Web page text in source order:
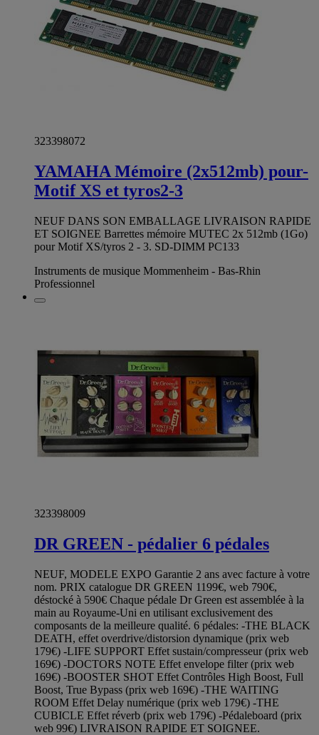
323398072
YAMAHA Mémoire (2x512mb) pour-
Motif XS et tyros2-3
NEUF DANS SON EMBALLAGE LIVRAISON RAPIDE
ET SOIGNEE Barrettes mémoire MUTEC 2x 512mb (1Go)
pour Motif XS/tyros 2 - 3. SD-DIMM PC133
Instruments de musique Mommenheim - Bas-Rhin
Professionnel
323398009
DR GREEN - pédalier 6 pédales
NEUF, MODELE EXPO Garantie 2 ans avec facture à votre
nom. PRIX catalogue DR GREEN 1199€, web 790€,
déstocké à 590€ Chaque pédale Dr Green est assemblée à la
main au Royaume-Uni en utilisant exclusivement des
composants de la meilleure qualité. 6 pédales: -THE BLACK
DEATH, effet overdrive/distorsion dynamique (prix web
179€) -LIFE SUPPORT Effet sustain/compresseur (prix web
169€) -DOCTORS NOTE Effet envelope filter (prix web
169€) -BOOSTER SHOT Effet Contrôles High Boost, Full
Boost, True Bypass (prix web 169€) -THE WAITING
ROOM Effet Delay numérique (prix web 179€) -THE
CUBICLE Effet réverb (prix web 179€) -Pédaleboard (prix
web 99€) LIVRAISON RAPIDE ET SOIGNEE.